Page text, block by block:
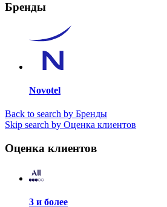
Бренды
Novotel
Back to search by Бренды
Skip search by Оценка клиентов
Оценка клиентов
3 и более